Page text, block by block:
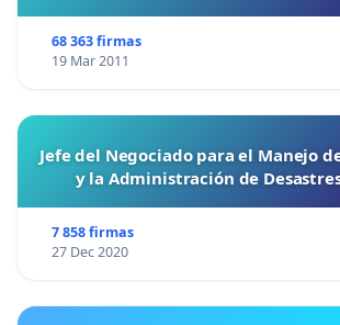
68 363 firmas
19 Mar 2011
Jefe del Negociado para el Manejo
y la Administración de
7 858 firmas
27 Dec 2020